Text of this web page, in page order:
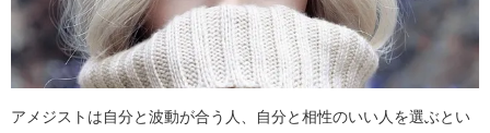
アメジストは自分と波動が合う人、自分と相性のいい人を選ぶとい